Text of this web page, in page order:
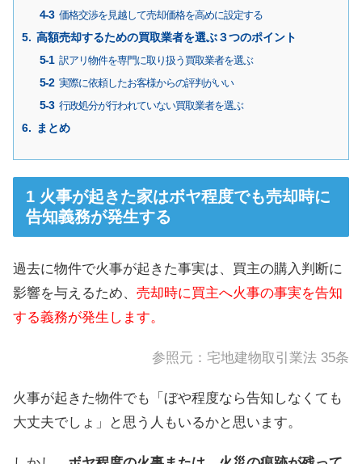
価格交渉を見越して売却価格を高めに設定する
高額売却するための買取業者を選ぶ３つのポイント
訳アリ物件を専門に取り扱う買取業者を選ぶ
実際に依頼したお客様からの評判がいい
行政処分が行われていない買取業者を選ぶ
まとめ
火事が起きた家はボヤ程度でも売却時に
告知義務が発生する
過去に物件で火事が起きた事実は、買主の購入判断に
影響を与えるため、 売却時に買主へ火事の事実を告知
する義務が発生します。
参照元： 宅地建物取引業法 35条
火事が起きた物件でも「ぼや程度なら告知しなくても
大丈夫でしょ」と思う人もいるかと思います。